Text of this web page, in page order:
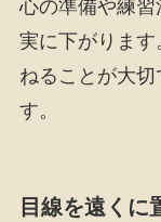
心の準備や練
実に下がりま
ねることが大
す。
目線を遠くに